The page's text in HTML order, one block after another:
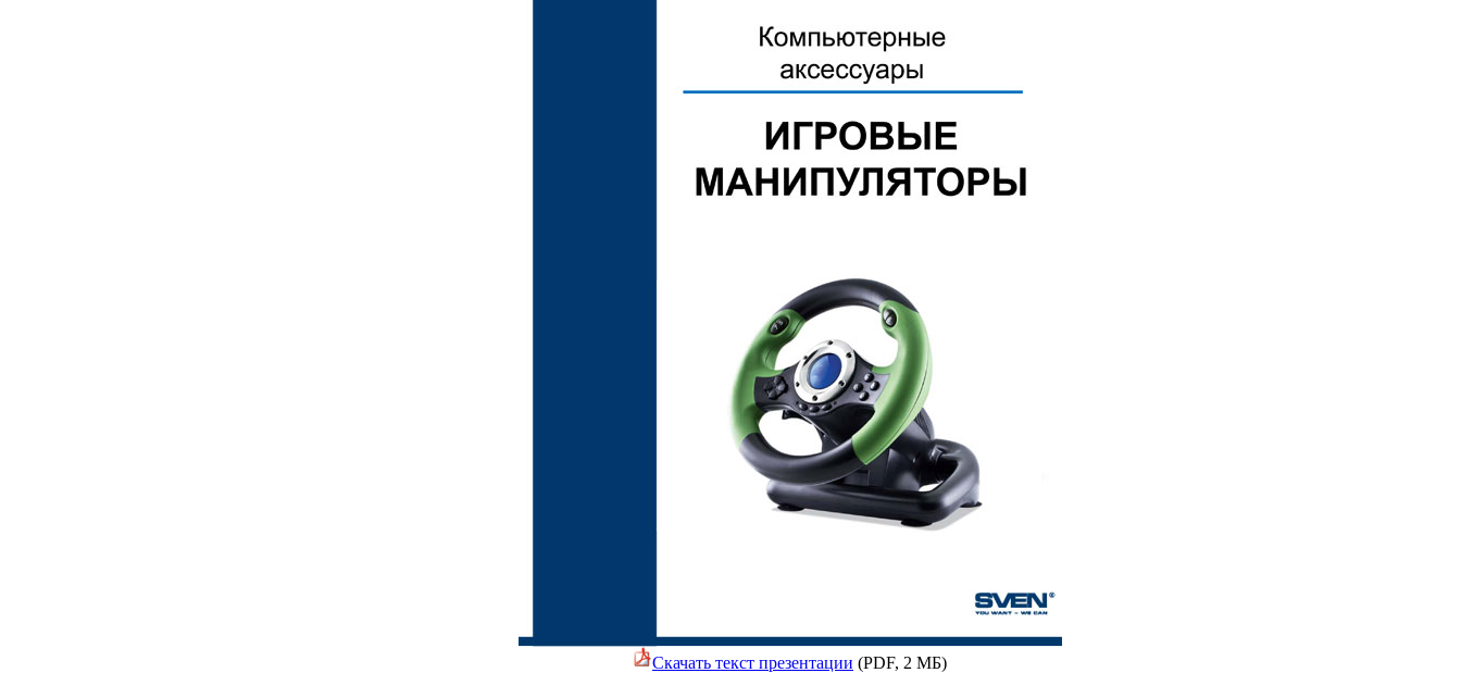
Скачать текст презентации (PDF, 2 MБ)